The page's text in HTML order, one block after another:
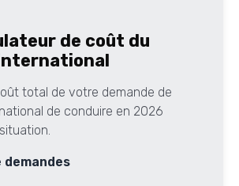
de coût du
total de votre demande de
de conduire en 2026
demandes